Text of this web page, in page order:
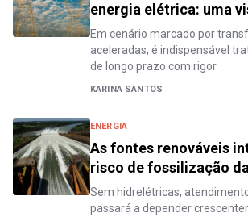
energia elétrica: uma
Em cenário marcado por
aceleradas, é indispensável
de longo prazo com rigor
KARINA SANTOS
ENERGIA
As fontes renováveis
risco de fossilização
Sem hidrelétricas,
passará a depender